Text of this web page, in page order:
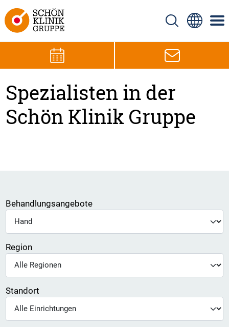
Spezialisten in der
Schön Klinik Gruppe
Behandlungsangebote
Region
Standort